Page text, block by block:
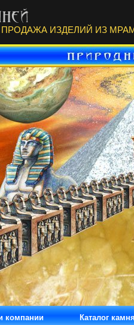
ИЗДЕЛИЙ ИЗ
компании Каталог